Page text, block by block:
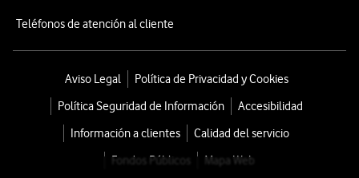
Teléfonos de atención al cliente
Aviso Legal
Política de Privacidad y Cookies
Política Seguridad de Información
Accesibilidad
Información a clientes
Calidad del servicio
Fondos Públicos
Mapa Web